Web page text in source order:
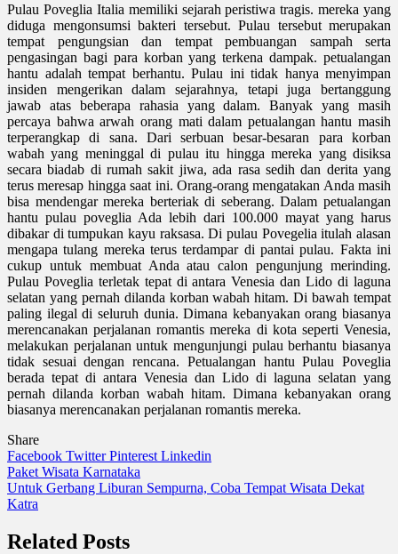
Pulau Poveglia Italia memiliki sejarah peristiwa tragis. mereka yang
diduga mengonsumsi bakteri tersebut. Pulau tersebut merupakan
tempat pengungsian dan tempat pembuangan sampah serta
pengasingan bagi para korban yang terkena dampak. petualangan
hantu adalah tempat berhantu. Pulau ini tidak hanya menyimpan
insiden mengerikan dalam sejarahnya, tetapi juga bertanggung
jawab atas beberapa rahasia yang dalam. Banyak yang masih
percaya bahwa arwah orang mati dalam petualangan hantu masih
terperangkap di sana. Dari serbuan besar-besaran para korban
wabah yang meninggal di pulau itu hingga mereka yang disiksa
secara biadab di rumah sakit jiwa, ada rasa sedih dan derita yang
terus meresap hingga saat ini. Orang-orang mengatakan Anda masih
bisa mendengar mereka berteriak di seberang. Dalam petualangan
hantu pulau poveglia Ada lebih dari 100.000 mayat yang harus
dibakar di tumpukan kayu raksasa. Di pulau Povegelia itulah alasan
mengapa tulang mereka terus terdampar di pantai pulau. Fakta ini
cukup untuk membuat Anda atau calon pengunjung merinding.
Pulau Poveglia terletak tepat di antara Venesia dan Lido di laguna
selatan yang pernah dilanda korban wabah hitam. Di bawah tempat
paling ilegal di seluruh dunia. Dimana kebanyakan orang biasanya
merencanakan perjalanan romantis mereka di kota seperti Venesia,
melakukan perjalanan untuk mengunjungi pulau berhantu biasanya
tidak sesuai dengan rencana. Petualangan hantu Pulau Poveglia
berada tepat di antara Venesia dan Lido di laguna selatan yang
pernah dilanda korban wabah hitam. Dimana kebanyakan orang
biasanya merencanakan perjalanan romantis mereka.
Share
Facebook TwitterPinterest Linkedin
Navigasi
pos
Paket Wisata Karnataka
Untuk Gerbang Liburan Sempurna, Coba Tempat Wisata Dekat
Katra
Related Posts